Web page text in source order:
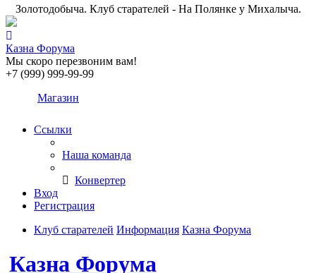
Золотодобыча. Клуб старателей - На Полянке у Михалыча.
Казна Форума
Мы скоро перезвоним вам!
+7 (999) 999-99-99
Магазин
Ссылки
Наша команда
Конвертер
Вход
Регистрация
Клуб старателей Информация Казна Форума
Казна Форума